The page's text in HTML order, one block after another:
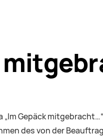
Gepäck
des von der